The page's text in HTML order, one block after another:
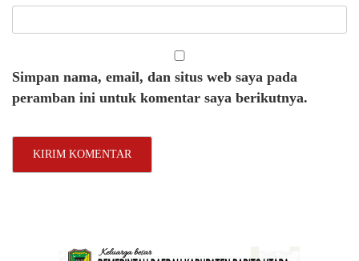
Simpan nama, email, dan situs web saya pada
peramban ini untuk komentar saya berikutnya.